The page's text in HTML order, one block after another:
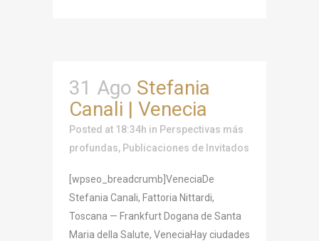
31 Ago Stefania
Canali | Venecia
Posted at 18:34h in Perspectivas más
profundas, Publicaciones de Invitados
[wpseo_breadcrumb]VeneciaDe
Stefania Canali, Fattoria Nittardi,
Toscana — Frankfurt Dogana de Santa
Maria della Salute, VeneciaHay ciudades